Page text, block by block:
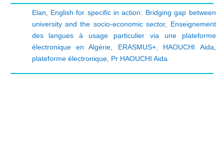
Elan
English for specific in action: Bridging gap between
university and the socio-economic sector, Enseignement
des langues à usage particulier via une plateforme
électronique en Algérie
ERASMUS+, HAOUCHI Aida
plateforme électronique, Pr HAOUCHI Aida